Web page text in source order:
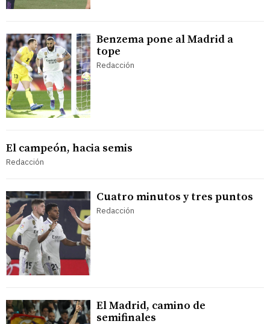
Benzema pone al Madrid a
tope
Redacción
El campeón, hacia semis
Redacción
Cuatro minutos y tres puntos
Redacción
El Madrid, camino de
semifinales